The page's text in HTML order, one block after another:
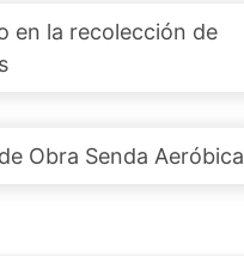
en la recolección de
Obra Senda Aeróbica